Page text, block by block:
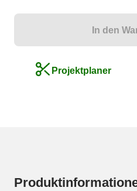
In den
Projektplaner